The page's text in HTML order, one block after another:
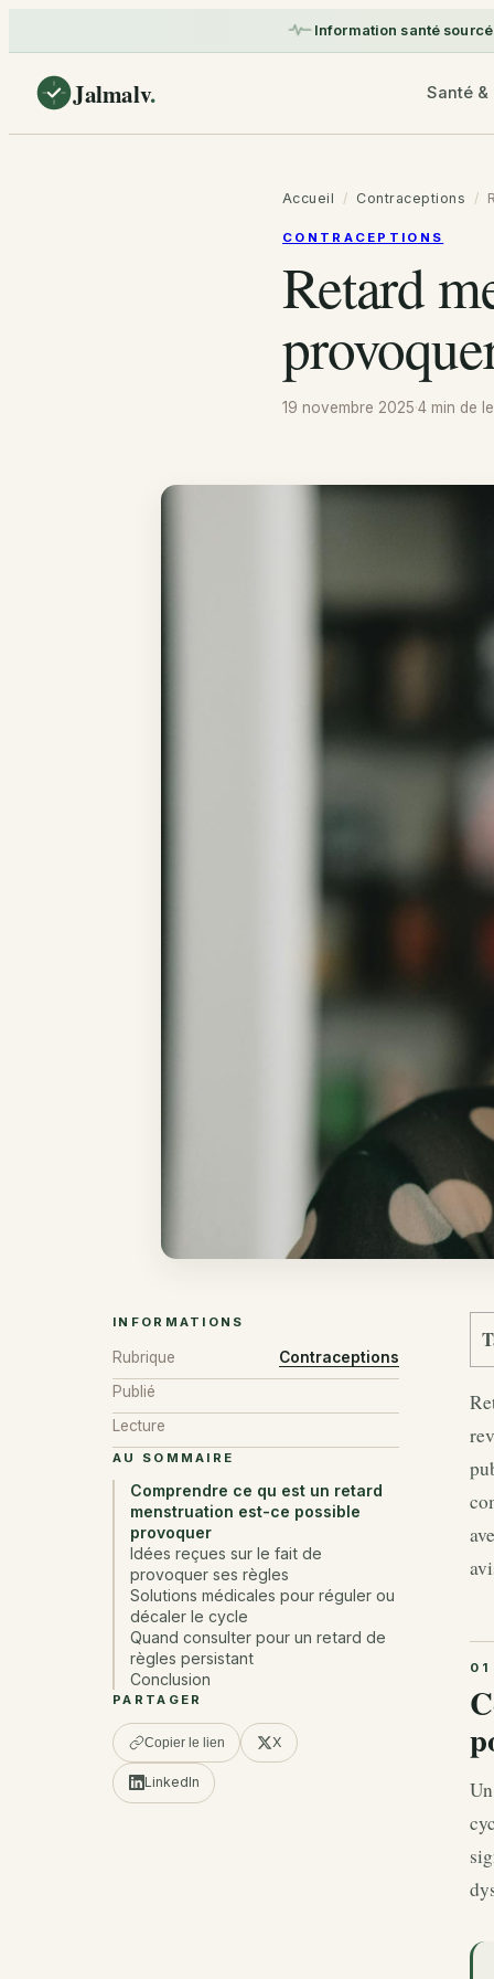
Information santé
Jalmalv. Santé
Accueil / Contraceptions /
CONTRACEPTIONS
Retard
19 novembre 2025·4 min de
INFORMATIONS
Rubrique
Contraceptions
Publié
Lecture
AU SOMMAIRE
Comprendre ce qu est un retard
menstruation est-ce possible
provoquer
Idées reçues sur le fait de
provoquer ses règles
Solutions médicales pour réguler ou
décaler le cycle
Quand consulter pour un retard de
règles persistant
Conclusion
PARTAGER
Copier le lien X
LinkedIn